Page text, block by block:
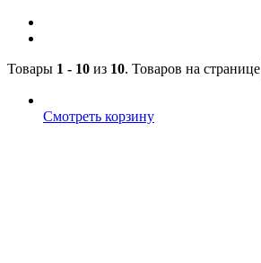
Товары 1 - 10 из 10. Товаров на странице
Смотреть корзину